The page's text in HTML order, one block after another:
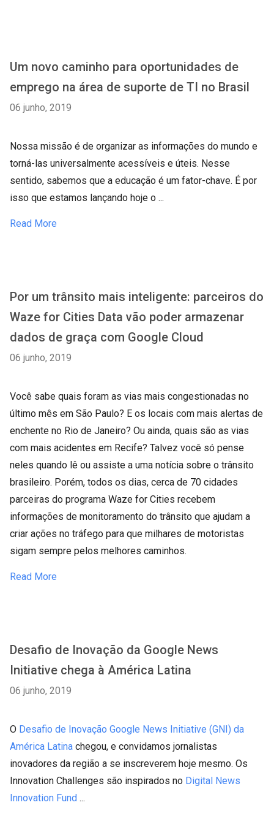
Um novo caminho para oportunidades de
emprego na área de suporte de TI no Brasil
06 junho, 2019
Nossa missão é de organizar as informações do mundo e
torná-las universalmente acessíveis e úteis. Nesse
sentido, sabemos que a educação é um fator-chave. É por
isso que estamos lançando hoje o ...
Read More
Por um trânsito mais inteligente: parceiros do
Waze for Cities Data vão poder armazenar
dados de graça com Google Cloud
06 junho, 2019
Você sabe quais foram as vias mais congestionadas no
último mês em São Paulo? E os locais com mais alertas de
enchente no Rio de Janeiro? Ou ainda, quais são as vias
com mais acidentes em Recife? Talvez você só pense
neles quando lê ou assiste a uma notícia sobre o trânsito
brasileiro. Porém, todos os dias, cerca de 70 cidades
parceiras do programa Waze for Cities recebem
informações de monitoramento do trânsito que ajudam a
criar ações no tráfego para que milhares de motoristas
sigam sempre pelos melhores caminhos.
Read More
Desafio de Inovação da Google News
Initiative chega à América Latina
06 junho, 2019
O Desafio de Inovação Google News Initiative (GNI) da
América Latina chegou, e convidamos jornalistas
inovadores da região a se inscreverem hoje mesmo. Os
Innovation Challenges são inspirados no Digital News
Innovation Fund ...